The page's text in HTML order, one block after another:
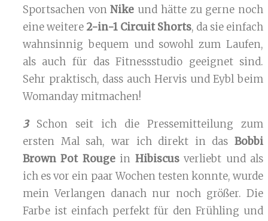
Sportsachen vonNike und hätte zu gerne noch
eine weitere 2-in-1 Circuit Shorts, da sie einfach
wahnsinnig bequem und sowohl zum Laufen,
als auch für das Fitnessstudio geeignet sind.
Sehr praktisch, dass auch Hervis und Eybl beim
Womanday mitmachen!
3Schon seit ich die Pressemitteilung zum
ersten Mal sah, war ich direkt in das Bobbi
Brown Pot Rougein Hibiscusverliebt und als
ich es vor ein paar Wochen testen konnte, wurde
mein Verlangen danach nur noch größer. Die
Farbe ist einfach perfekt für den Frühling und